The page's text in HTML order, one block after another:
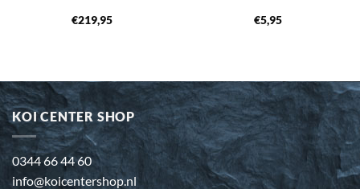
€219,95 €5,95
KOI CENTER SHOP
0344 66 44 60
info@koicentershop.nl